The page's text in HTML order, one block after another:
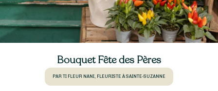
Bouquet Fête des Pères
PAR TI FLEUR NANI, FLEURISTE À SAINTE-SUZANNE